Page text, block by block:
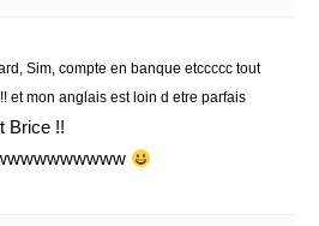
Sim, compte en banque etccccc tout
et mon anglais est loin d etre parfais
Brice !!